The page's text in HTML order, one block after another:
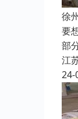
徐
要
部
江
24-